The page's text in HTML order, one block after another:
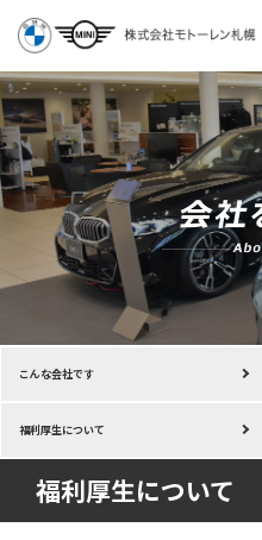
こんな会社です
福利厚生について
福利厚生について